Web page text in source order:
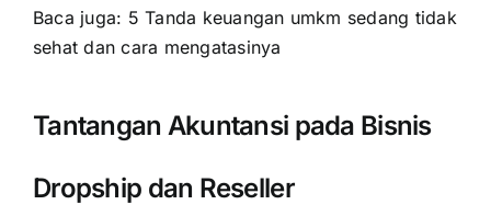
Baca juga: 5 Tanda keuangan umkm sedang tidak
sehat dan cara mengatasinya
Tantangan Akuntansi pada Bisnis
Dropship dan Reseller